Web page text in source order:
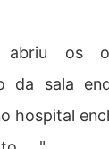
abriu os
da sala
hospital